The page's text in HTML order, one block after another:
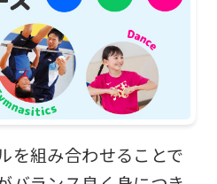
を組み合わせることで
(start
automatic
translation)
to
return
to